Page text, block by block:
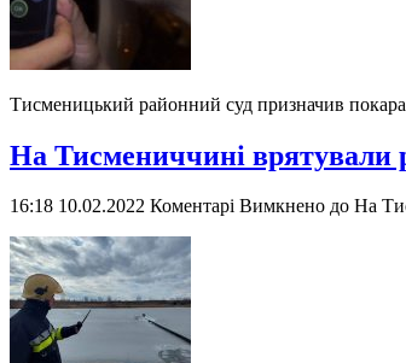
Тисменицький районний суд призначив
На Тисмениччині врятували
16:18 10.02.2022 Коментарі Вимкнено до На